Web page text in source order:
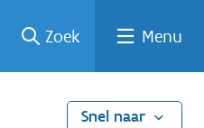
Zoek Menu
Snel naar